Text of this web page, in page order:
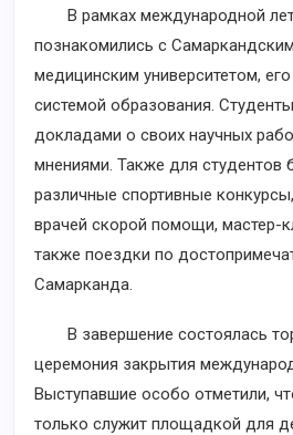
В рамках международной
познакомились с
медицинским университетом,
системой образования.
докладами о своих научных
мнениями. Также для студентов
различные спортивные
врачей скорой помощи, мастер-
также поездки по
Самарканда.
В завершение состоялась
церемония закрытия
Выступавшие особо отметили,
только служит площадкой для